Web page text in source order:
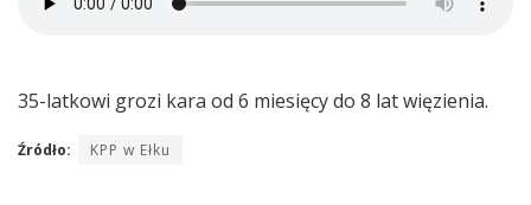
35-latkowi grozi kara od 6 miesięcy do 8 lat więzienia.
Źródło: KPP w Ełku